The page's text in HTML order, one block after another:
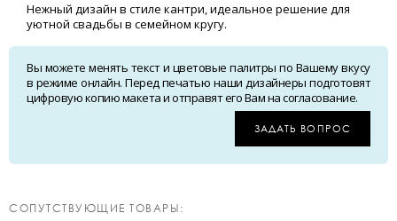
Нежный дизайн в стиле кантри, идеальное решение для
уютной свадьбы в семейном кругу.
Вы можете менять текст и цветовые палитры по Вашему вкусу
в режиме онлайн. Перед печатью наши дизайнеры подготовят
цифровую копию макета и отправят его Вам на согласование.
ЗАДАТЬ ВОПРОС
CОПУТСТВУЮЩИЕ ТОВАРЫ: